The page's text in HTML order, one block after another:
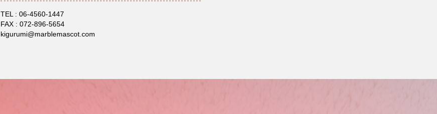
TEL : 06-4560-1447
FAX : 072-896-5654
kigurumi@marblemascot.com